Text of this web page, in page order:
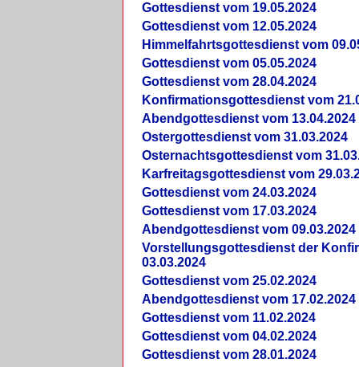
Gottesdienst vom 19.05.2024
Gottesdienst vom 12.05.2024
Himmelfahrtsgottesdienst vom
Gottesdienst vom 05.05.2024
Gottesdienst vom 28.04.2024
Konfirmationsgottesdienst vom
Abendgottesdienst vom 13.04.2024
Ostergottesdienst vom 31.03.2024
Osternachtsgottesdienst vom
Karfreitagsgottesdienst vom
Gottesdienst vom 24.03.2024
Gottesdienst vom 17.03.2024
Abendgottesdienst vom 09.03.2024
Vorstellungsgottesdienst der
03.03.2024
Gottesdienst vom 25.02.2024
Abendgottesdienst vom 17.02.2024
Gottesdienst vom 11.02.2024
Gottesdienst vom 04.02.2024
Gottesdienst vom 28.01.2024